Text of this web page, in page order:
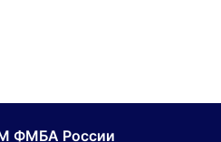
ФМБА России